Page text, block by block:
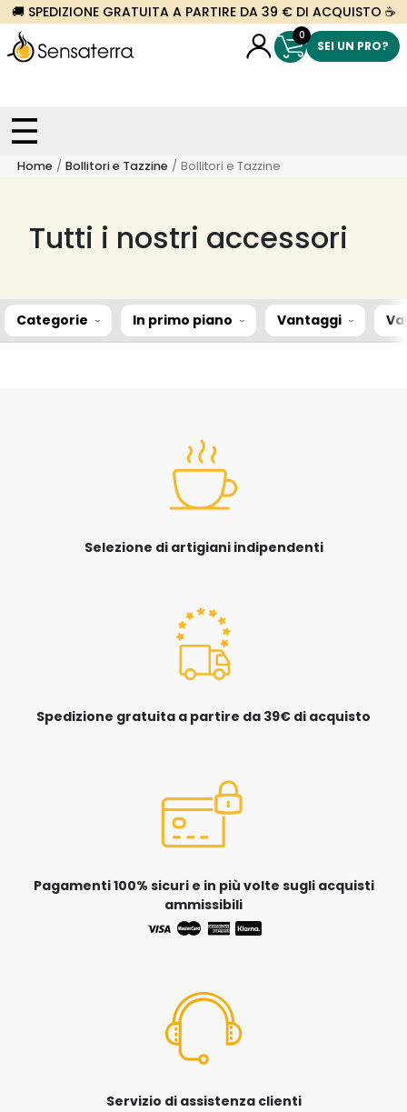
🚚 SPEDIZIONE GRATUITA A PARTIRE DA 39 € DI ACQUISTO ☕
0
SEI UN PRO?
Home Bollitori e Tazzine Bollitori e Tazzine
Tutti i nostri accessori
Categorie In primo piano Vantaggi
Selezione di artigiani indipendenti
Spedizione gratuita a partire da 39€ di acquisto
Pagamenti 100% sicuri e in più volte sugli acquisti
ammissibili
Servizio di assistenza clienti